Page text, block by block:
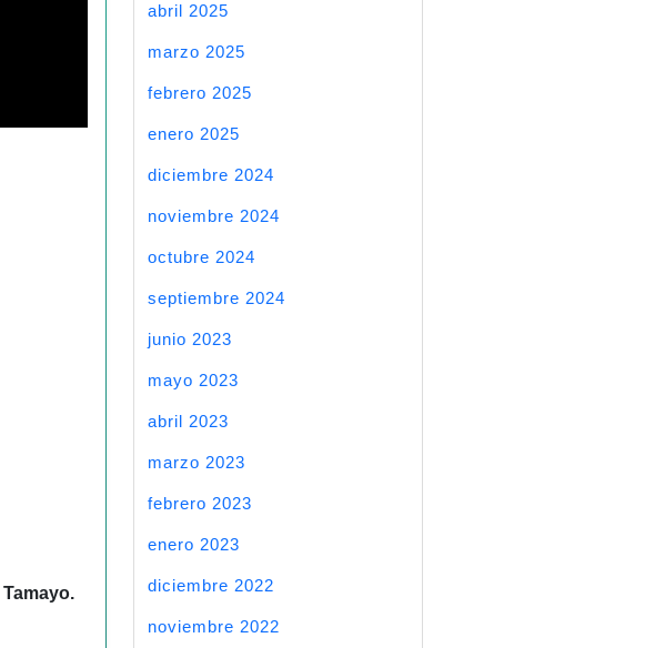
Tamayo.
abril 2025
marzo 2025
febrero 2025
enero 2025
diciembre 2024
noviembre 2024
octubre 2024
septiembre 2024
junio 2023
mayo 2023
abril 2023
marzo 2023
febrero 2023
enero 2023
diciembre 2022
noviembre 2022